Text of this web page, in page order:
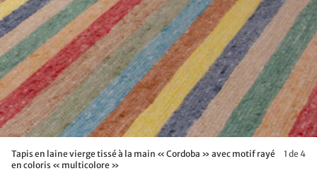
Tapis en laine vierge tissé à la main « Cordoba » avec motif rayé
en coloris « multicolore »
1 de 4